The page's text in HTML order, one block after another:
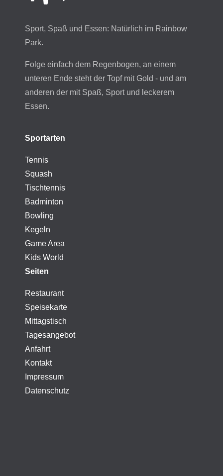
Sport, Spaß und Essen: Natürlich im Rainbow
Park.
Folge einfach dem Regenbogen, an einem
unteren Ende steht der Topf mit Gold - und am
anderen der mit Spaß, Sport und leckerem
Essen.
Sportarten
Tennis
Squash
Tischtennis
Badminton
Bowling
Kegeln
Game Area
Kids World
Seiten
Restaurant
Speisekarte
Mittagstisch
Tagesangebot
Anfahrt
Kontakt
Impressum
Datenschutz